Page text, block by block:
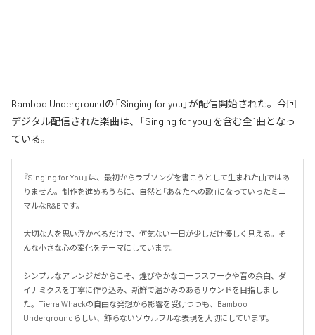
Bamboo Undergroundの「Singing for you」が配信開始された。今回
デジタル配信された楽曲は、「Singing for you」を含む全1曲となっ
ている。
『Singing for You』は、最初からラブソングを書こうとして生まれた曲ではあ
りません。制作を進めるうちに、自然と「あなたへの歌」になっていったミニ
マルなR&Bです。
大切な人を思い浮かべるだけで、何気ない一日が少しだけ優しく見える。そ
んな小さな心の変化をテーマにしています。
シンプルなアレンジだからこそ、煌びやかなコーラスワークや音の余白、ダ
イナミクスを丁寧に作り込み、新鮮で温かみのあるサウンドを目指しまし
た。Tierra Whackの自由な発想から影響を受けつつも、Bamboo
Undergroundらしい、飾らないソウルフルな表現を大切にしています。